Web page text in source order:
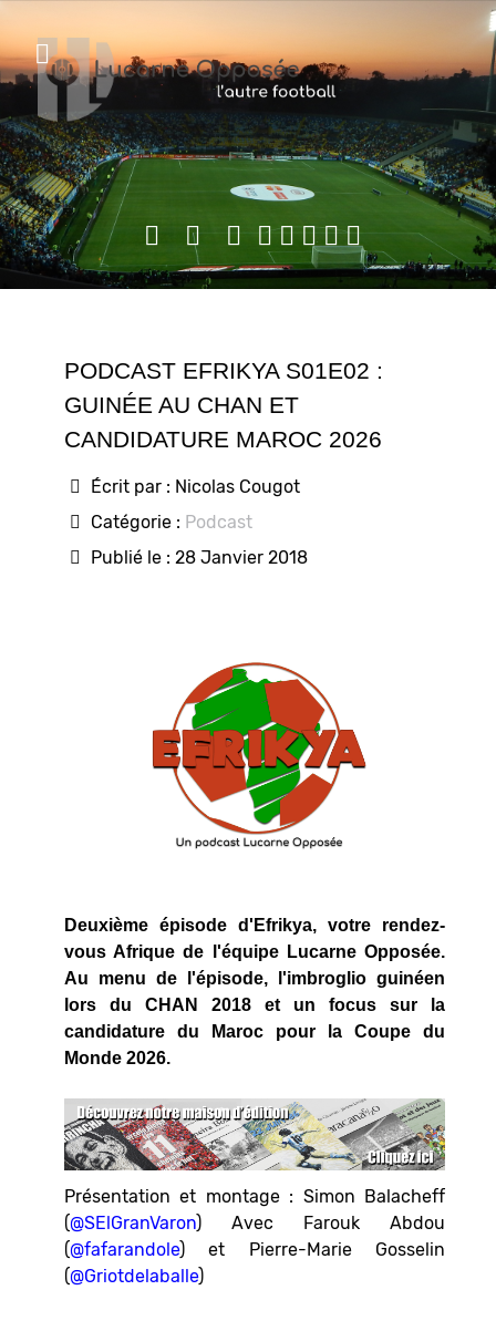
PODCAST EFRIKYA S01E02 :
GUINÉE AU CHAN ET
CANDIDATURE MAROC 2026
Écrit par : Nicolas Cougot
Catégorie : Podcast
Publié le : 28 Janvier 2018
Deuxième épisode d'Efrikya, votre rendez-
vous Afrique de l'équipe Lucarne Opposée.
Au menu de l'épisode, l'imbroglio guinéen
lors du CHAN 2018 et un focus sur la
candidature du Maroc pour la Coupe du
Monde 2026.
Présentation et montage : Simon Balacheff
(@SElGranVaron) Avec Farouk Abdou
(@fafarandole) et Pierre-Marie Gosselin
(@Griotdelaballe)